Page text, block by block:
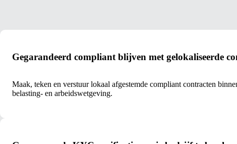
Gegarandeerd compliant blijven met gelokaliseerde
Maak, teken en verstuur lokaal afgestemde compliant contracten
belasting- en arbeidswetgeving.